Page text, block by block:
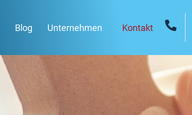
Blog Unternehmen Kontakt